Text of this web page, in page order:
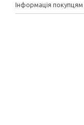
Інформація покупцям